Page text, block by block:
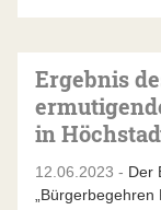
Ergebnis
in
12.06.2023 - Der